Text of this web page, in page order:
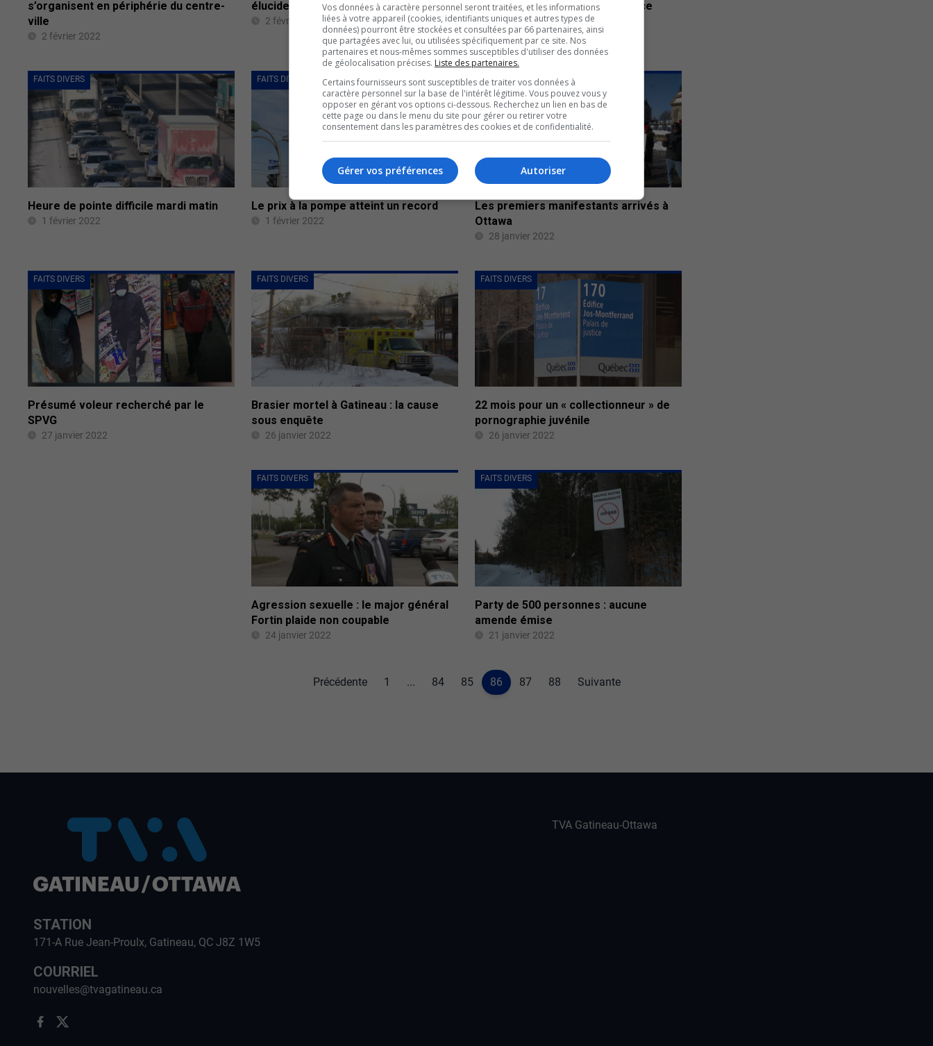
s’organisent en périphérie du centre-
ville
2 février 2022
élucider la cause d’un incendie mortel
2 février 2022
n’est pas nécessaire que la police
intervienne », selon un expert
1 février 2022
FAITS DIVERS
Heure de pointe difficile mardi matin
1 février 2022
FAITS DIVERS
Le prix à la pompe atteint un record
1 février 2022
FAITS DIVERS
Les premiers manifestants arrivés à
Ottawa
28 janvier 2022
FAITS DIVERS
Présumé voleur recherché par le
SPVG
27 janvier 2022
FAITS DIVERS
Brasier mortel à Gatineau : la cause
sous enquête
26 janvier 2022
FAITS DIVERS
22 mois pour un « collectionneur » de
pornographie juvénile
26 janvier 2022
FAITS DIVERS
Agression sexuelle : le major général
Fortin plaide non coupable
24 janvier 2022
FAITS DIVERS
Party de 500 personnes : aucune
amende émise
21 janvier 2022
Précédente 1 ... 84 85 86 87 88 Suivante
STATION
171-A Rue Jean-Proulx, Gatineau, QC J8Z 1W5
COURRIEL
nouvelles@tvagatineau.ca
TVA Gatineau-Ottawa
Vos données à caractère personnel seront traitées, et les informations
liées à votre appareil (cookies, identifiants uniques et autres types de
données) pourront être stockées et consultées par 66 partenaires, ainsi
que partagées avec lui, ou utilisées spécifiquement par ce site. Nos
partenaires et nous-mêmes sommes susceptibles d'utiliser des données
de géolocalisation précises. Liste des partenaires.
Certains fournisseurs sont susceptibles de traiter vos données à
caractère personnel sur la base de l'intérêt légitime. Vous pouvez vous y
opposer en gérant vos options ci-dessous. Recherchez un lien en bas de
cette page ou dans le menu du site pour gérer ou retirer votre
consentement dans les paramètres des cookies et de confidentialité.
Autoriser
Gérer vos préférences